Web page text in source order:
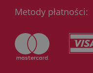
Metody płatności: